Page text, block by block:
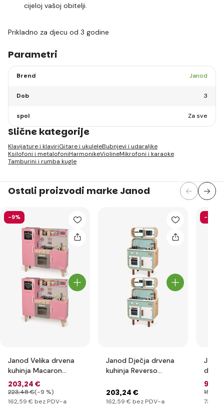
cijeloj vašoj obitelji.
Prikladno za djecu od 3 godine
Parametri
Brend Janod
Dob 3
spol Za sve
Slične kategorije
Klavijature i klaviriGitare i ukuleleBubnjevi i udaraljke
Ksilofoni i metalofoniHarmonikeViolineMikrofoni i karaoke
Tamburini i rumba kugle
Ostali proizvodi marke Janod
-9%
Janod Velika drvena
kuhinja Macaron
ružičasta s dodacima
i zvukovima
203,24 €
223,48 €(-9 %)
162,59 € bez PDV-a
Janod Dječja drvena
kuhinja Reverso
203,24 €
162,59 € bez PDV-a
-40%
Lab
91
152
73